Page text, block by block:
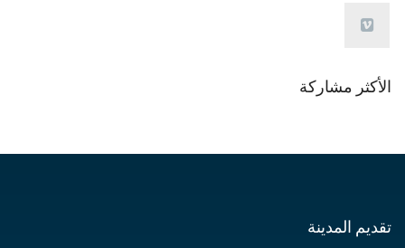
الأكثر مشاركة
تقديم المدينة